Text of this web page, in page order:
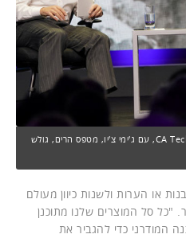
משמאל: מייק גרגואר, מנכ"ל CA Technologies, עם ג'ימי צ'יו, מטפס הרים, גולש
או הערות ולשנות כיוון מעולם
סל המוצרים שלנו מתוכנן
המודרני כדי להגביר את